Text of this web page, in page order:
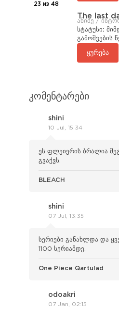
23 из 48
The last
ანიმე /
სტატუსი:
გამოშვების
ყურება
კომენტარები
shini
10 Jul, 15:34
ეს ფლეიერის ბრალია
გვაქვს.
BLEACH
shini
07 Jul, 13:35
სერიები განახლდა და
1100 სერიამდე.
One Piece Qartulad
odoakri
07 Jan, 02:15